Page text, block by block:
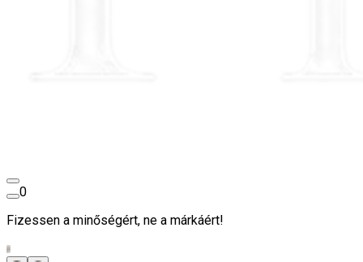
0
Fizessen a minőségért, ne a márkáért!